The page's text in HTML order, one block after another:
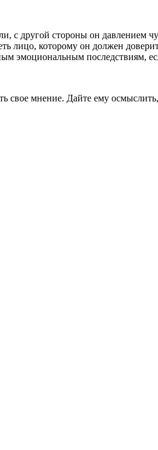
с другой стороны он давлением
лицо, которому он должен
эмоциональным последствиям,
свое мнение. Дайте ему